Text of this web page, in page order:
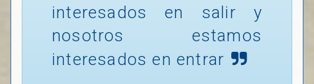
interesados en salir y
nosotros estamos
interesados en entrar